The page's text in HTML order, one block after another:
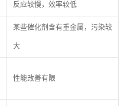
反应较慢，效率较低
某些催化剂含有重金属，污染较
大
性能改善有限